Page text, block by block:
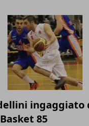
ingaggiato
85